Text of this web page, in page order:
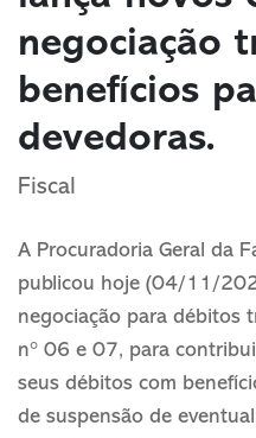
negociação
benefícios
devedoras.
Fiscal
A Procuradoria Geral da
publicou hoje (04/11/
negociação para débitos
n° 06 e 07, para
seus débitos com
de suspensão de